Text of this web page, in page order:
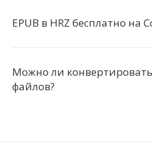
EPUB в HRZ бесплатно на
Можно ли конвертировать
файлов?